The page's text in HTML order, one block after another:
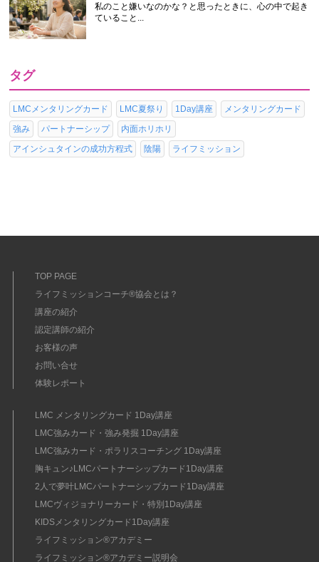
私のこと嫌いなのかな？と思ったときに、心の中で起き
ていること...
タグ
LMCメンタリングカード LMC夏祭り 1Day講座
メンタリングカード
強み
パートナーシップ
内面ホリホリ
アインシュタインの成功方程式
陰陽 ライフミッション
TOP PAGE
ライフミッションコーチ®協会とは？
講座の紹介
認定講師の紹介
お客様の声
お問い合せ
体験レポート
LMC メンタリングカード 1Day講座
LMC強みカード・強み発掘 1Day講座
LMC強みカード・ポラリスコーチング 1Day講座
胸キュン♪LMCパートナーシップカード1Day講座
2人で夢叶LMCパートナーシップカード1Day講座
LMCヴィジョナリーカード・特別1Day講座
KIDSメンタリングカード1Day講座
ライフミッション®︎アカデミー
ライフミッション®︎アカデミー説明会